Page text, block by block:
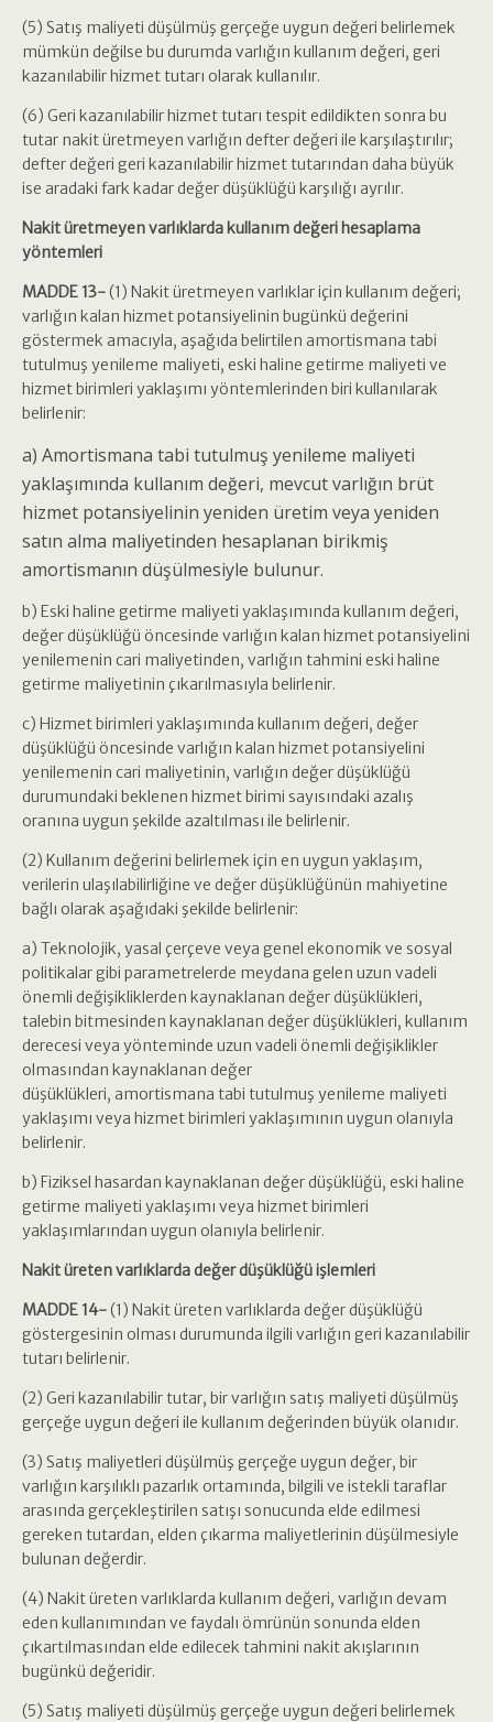
(5) Satış maliyeti düşülmüş gerçeğe uygun değeri belirlemek
mümkün değilse bu durumda varlığın kullanım değeri, geri
kazanılabilir hizmet tutarı olarak kullanılır.
(6) Geri kazanılabilir hizmet tutarı tespit edildikten sonra bu
tutar nakit üretmeyen varlığın defter değeri ile karşılaştırılır;
defter değeri geri kazanılabilir hizmet tutarından daha büyük
ise aradaki fark kadar değer düşüklüğü karşılığı ayrılır.
Nakit üretmeyen varlıklarda kullanım değeri hesaplama
yöntemleri
MADDE 13-(1) Nakit üretmeyen varlıklar için kullanım değeri;
varlığın kalan hizmet potansiyelinin bugünkü değerini
göstermek amacıyla, aşağıda belirtilen amortismana tabi
tutulmuş yenileme maliyeti, eski haline getirme maliyeti ve
hizmet birimleri yaklaşımı yöntemlerinden biri kullanılarak
belirlenir:
a) Amortismana tabi tutulmuş yenileme maliyeti
yaklaşımında kullanım değeri, mevcut varlığın brüt
hizmet potansiyelinin yeniden üretim veya yeniden
satın alma maliyetinden hesaplanan birikmiş
amortismanın düşülmesiyle bulunur.
b) Eski haline getirme maliyeti yaklaşımında kullanım değeri,
değer düşüklüğü öncesinde varlığın kalan hizmet potansiyelini
yenilemenin cari maliyetinden, varlığın tahmini eski haline
getirme maliyetinin çıkarılmasıyla belirlenir.
c) Hizmet birimleri yaklaşımında kullanım değeri, değer
düşüklüğü öncesinde varlığın kalan hizmet potansiyelini
yenilemenin cari maliyetinin, varlığın değer düşüklüğü
durumundaki beklenen hizmet birimi sayısındaki azalış
oranına uygun şekilde azaltılması ile belirlenir.
(2) Kullanım değerini belirlemek için en uygun yaklaşım,
verilerin ulaşılabilirliğine ve değer düşüklüğünün mahiyetine
bağlı olarak aşağıdaki şekilde belirlenir:
a) Teknolojik, yasal çerçeve veya genel ekonomik ve sosyal
politikalar gibi parametrelerde meydana gelen uzun vadeli
önemli değişikliklerden kaynaklanan değer düşüklükleri,
talebin bitmesinden kaynaklanan değer düşüklükleri, kullanım
derecesi veya yönteminde uzun vadeli önemli değişiklikler
olmasından kaynaklanan değer
düşüklükleri, amortismana tabi tutulmuş yenileme maliyeti
yaklaşımı veya hizmet birimleri yaklaşımının uygun olanıyla
belirlenir.
b) Fiziksel hasardan kaynaklanan değer düşüklüğü, eski haline
getirme maliyeti yaklaşımı veya hizmet birimleri
yaklaşımlarından uygun olanıyla belirlenir.
Nakit üreten varlıklarda değer düşüklüğü işlemleri
MADDE 14-(1) Nakit üreten varlıklarda değer düşüklüğü
göstergesinin olması durumunda ilgili varlığın geri kazanılabilir
tutarı belirlenir.
(2) Geri kazanılabilir tutar, bir varlığın satış maliyeti düşülmüş
gerçeğe uygun değeri ile kullanım değerinden büyük olanıdır.
(3) Satış maliyetleri düşülmüş gerçeğe uygun değer, bir
varlığın karşılıklı pazarlık ortamında, bilgili ve istekli taraflar
arasında gerçekleştirilen satışı sonucunda elde edilmesi
gereken tutardan, elden çıkarma maliyetlerinin düşülmesiyle
bulunan değerdir.
(4) Nakit üreten varlıklarda kullanım değeri, varlığın devam
eden kullanımından ve faydalı ömrünün sonunda elden
çıkartılmasından elde edilecek tahmini nakit akışlarının
bugünkü değeridir.
(5) Satış maliyeti düşülmüş gerçeğe uygun değeri belirlemek